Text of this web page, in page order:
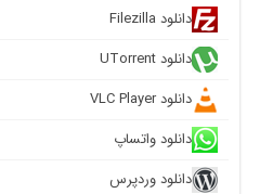
دانلود Filezilla
دانلود UTorrent
دانلود VLC Player
دانلود واتساپ
دانلود وردپرس